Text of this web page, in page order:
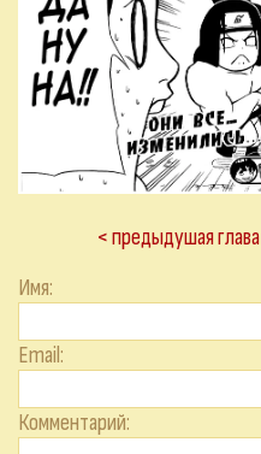
< предыдушая глава
Имя:
Email:
Комментарий: